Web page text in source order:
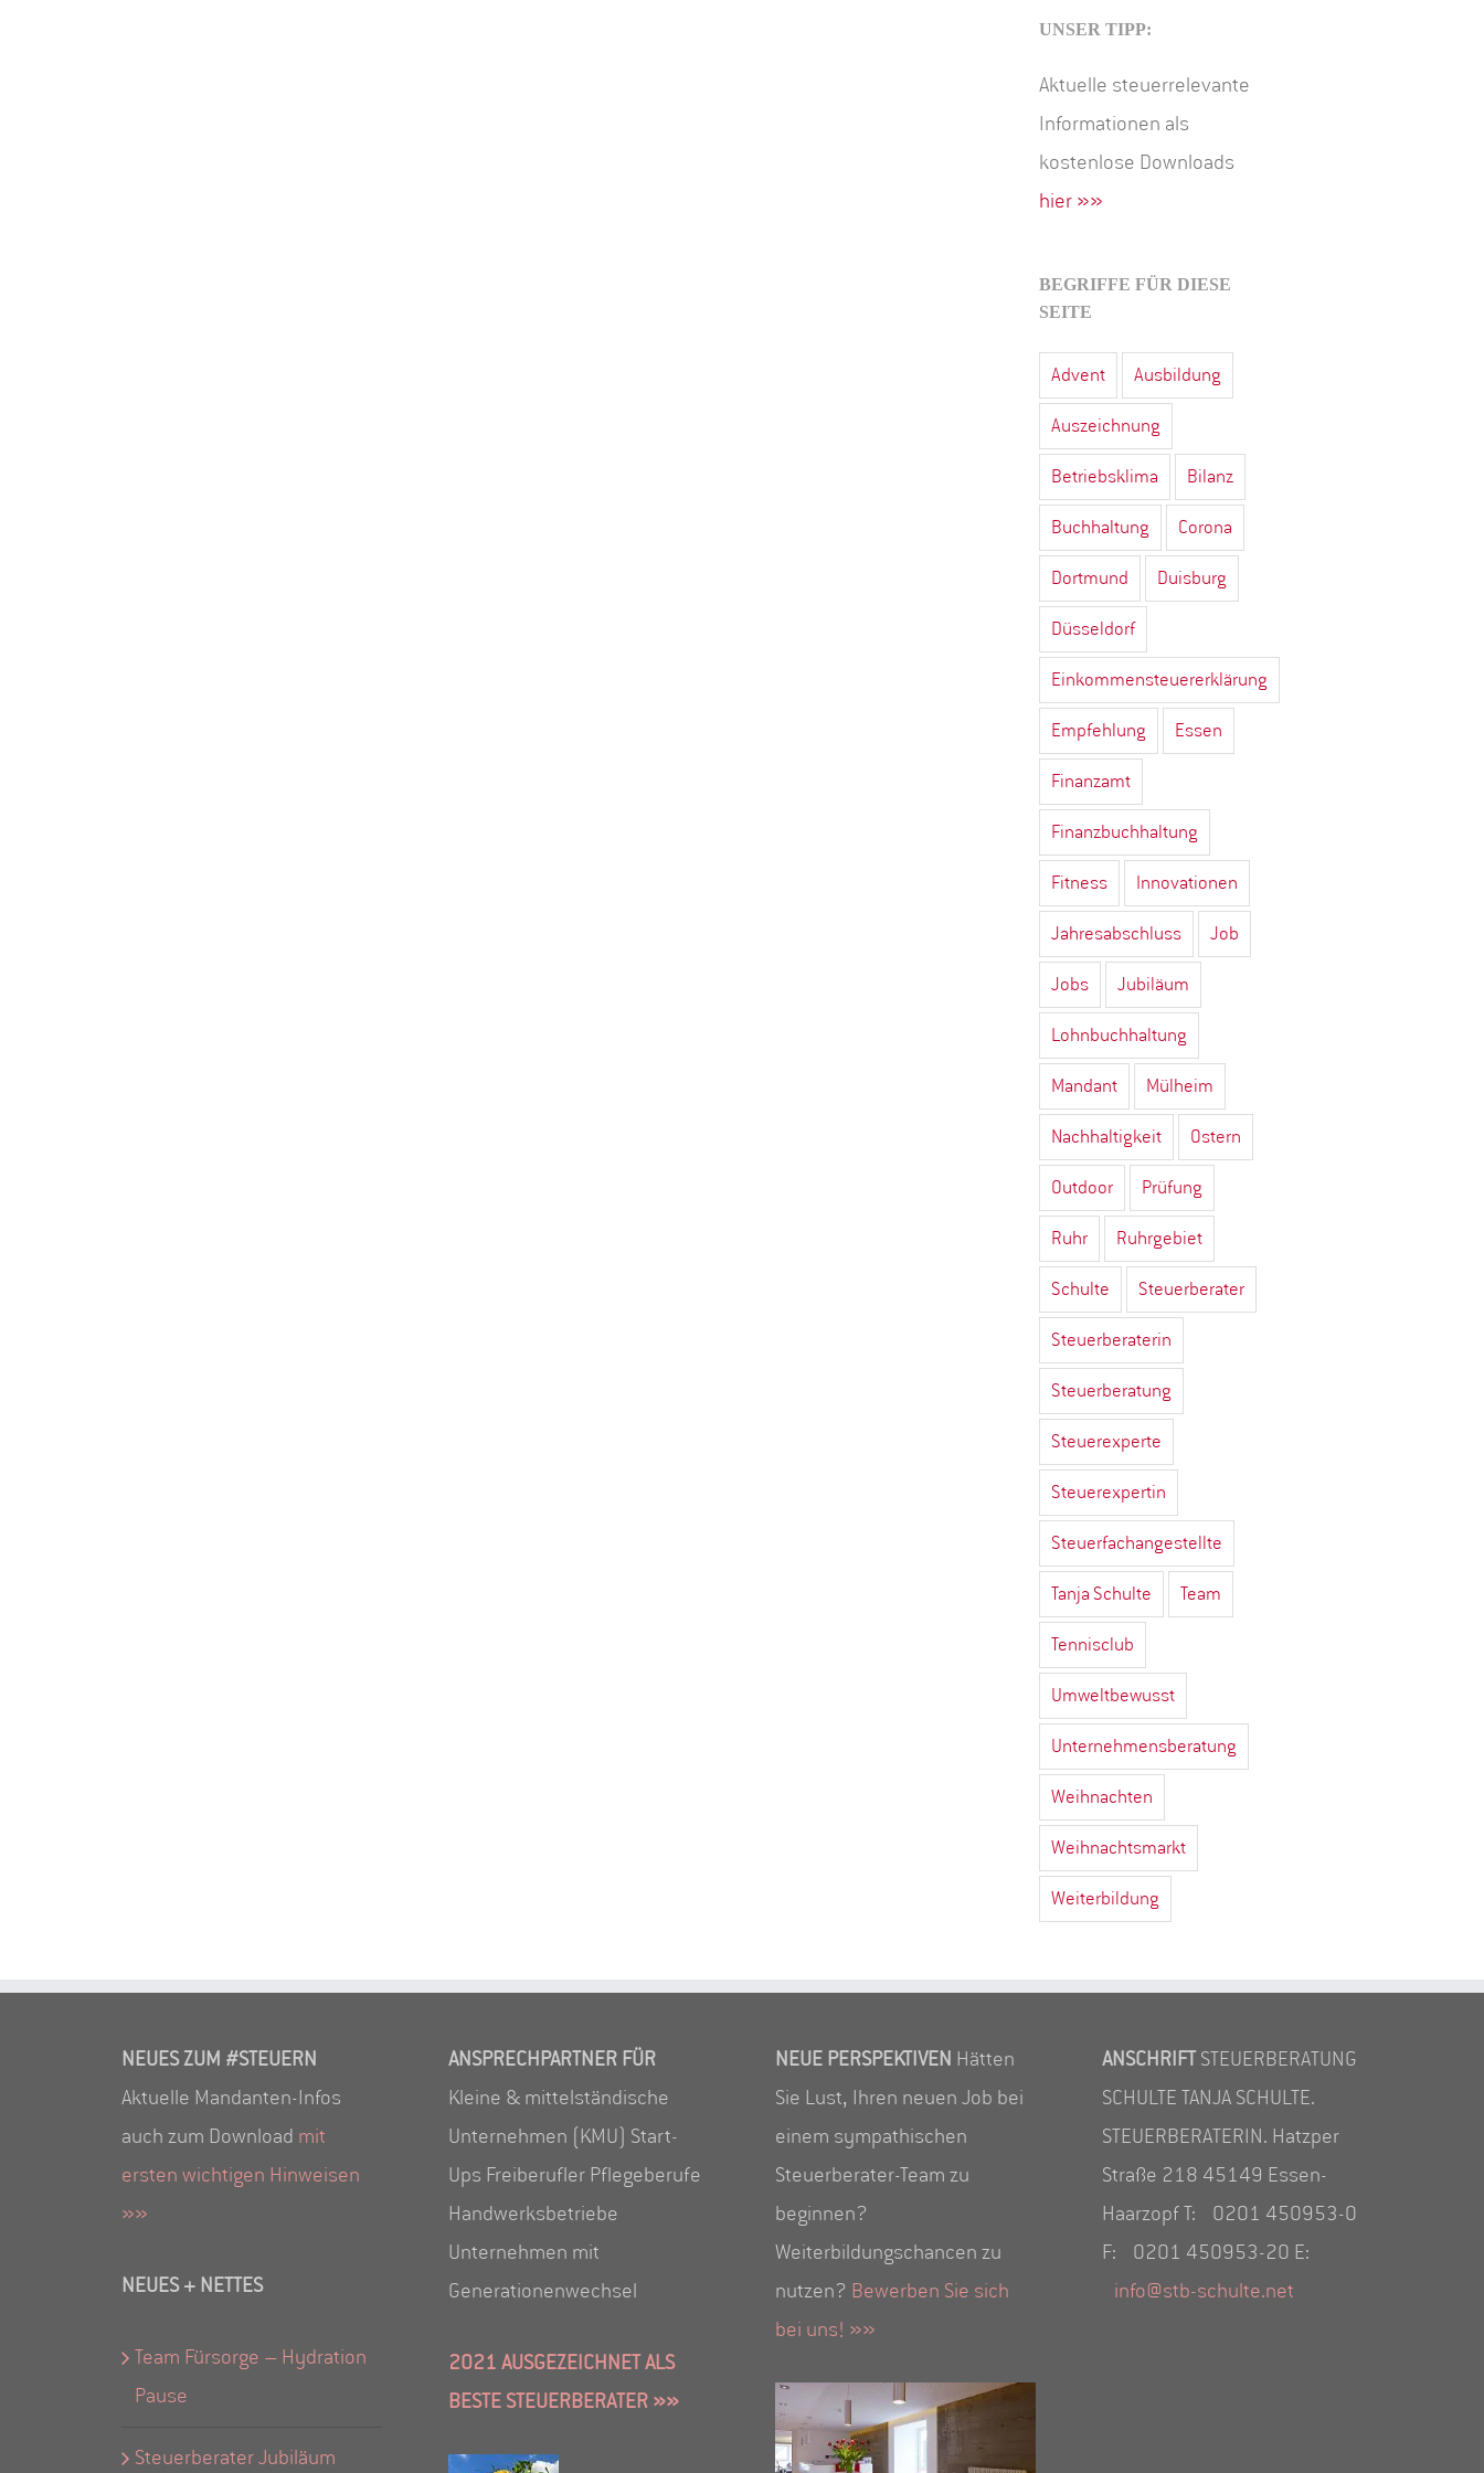
UNSER TIPP:
Aktuelle steuerrelevante
Informationen als
kostenlose Downloads
hier »»
BEGRIFFE FÜR DIESE
SEITE
Advent Ausbildung
Auszeichnung
Betriebsklima Bilanz
Buchhaltung Corona
Dortmund Duisburg
Düsseldorf
Einkommensteuererklärung
Empfehlung Essen
Finanzamt
Finanzbuchhaltung
Fitness Innovationen
Jahresabschluss Job
Jobs Jubiläum
Lohnbuchhaltung
Mandant Mülheim
Nachhaltigkeit Ostern
Outdoor Prüfung
Ruhr Ruhrgebiet
Schulte Steuerberater
Steuerberaterin
Steuerberatung
Steuerexperte
Steuerexpertin
Steuerfachangestellte
Tanja Schulte Team
Tennisclub
Umweltbewusst
Unternehmensberatung
Weihnachten
Weihnachtsmarkt
Weiterbildung
NEUES ZUM #STEUERN
Aktuelle Mandanten-Infos
auch zum Download mit
ersten wichtigen Hinweisen
»»
NEUES + NETTES
Team Fürsorge – Hydration
Pause
Steuerberater Jubiläum
ANSPRECHPARTNER FÜR
Kleine & mittelständische
Unternehmen (KMU) Start-
Ups Freiberufler Pflegeberufe
Handwerksbetriebe
Unternehmen mit
Generationenwechsel
2021 AUSGEZEICHNET ALS
BESTE STEUERBERATER »»
NEUE PERSPEKTIVEN Hätten
Sie Lust, Ihren neuen Job bei
einem sympathischen
Steuerberater-Team zu
beginnen?
Weiterbildungschancen zu
nutzen? Bewerben Sie sich
bei uns! »»
ANSCHRIFTSTEUERBERATUNG
SCHULTE TANJA SCHULTE.
STEUERBERATERIN. Hatzper
Straße 218 45149 Essen-
Haarzopf T: 0201 450953-0
F: 0201 450953-20 E:
info@stb-schulte.net